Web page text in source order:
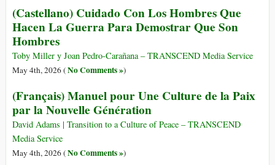
(Castellano) Cuidado Con Los Hombres Que
Hacen La Guerra Para Demostrar Que Son
Hombres
Toby Miller y Joan Pedro-Carañana – TRANSCEND Media Service
May 4th, 2026 (No Comments »)
(Français) Manuel pour Une Culture de la Paix
par la Nouvelle Génération
David Adams | Transition to a Culture of Peace – TRANSCEND
Media Service
May 4th, 2026 (No Comments »)